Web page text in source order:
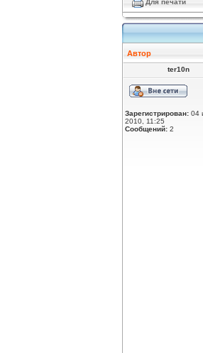
Автор
ter10n
Зарегистрирован: 04
2010, 11:25
Сообщений: 2